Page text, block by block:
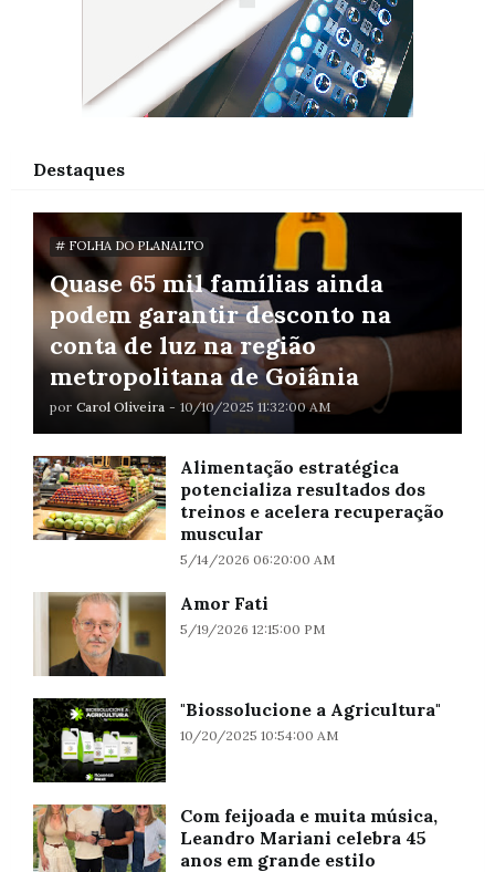
Destaques
# FOLHA DO PLANALTO
Quase 65 mil famílias ainda
podem garantir desconto na
conta de luz na região
metropolitana de Goiânia
por Carol Oliveira - 10/10/2025 11:32:00 AM
Alimentação estratégica
potencializa resultados dos
treinos e acelera recuperação
muscular
5/14/2026 06:20:00 AM
Amor Fati
5/19/2026 12:15:00 PM
"Biossolucione a Agricultura"
10/20/2025 10:54:00 AM
Com feijoada e muita música,
Leandro Mariani celebra 45
anos em grande estilo